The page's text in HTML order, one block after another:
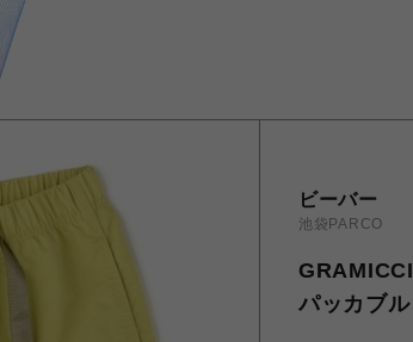
ビーバー
池袋PARCO
パッカブ